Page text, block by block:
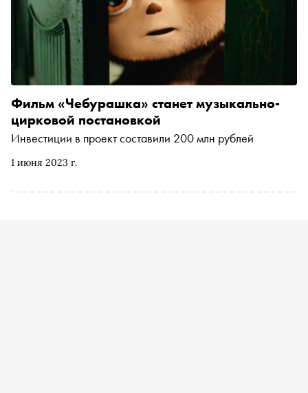
1 июня 2023 г.
Фильм «Чебурашка» станет музыкально-
цирковой постановкой
Инвестиции в проект составили 200 млн рублей